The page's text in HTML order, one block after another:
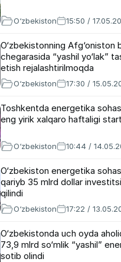
O‘zbekiston 15:50 /
O‘zbekistonning Afg‘oniston
chegarasida “yashil yo‘lak”
etish rejalashtirilmoqda
O‘zbekiston 17:30 /
Toshkentda energetika
eng yirik xalqaro haftaligi
O‘zbekiston 10:44 /
O‘zbekiston energetika
qariyb 35 mlrd dollar
qilindi
O‘zbekiston 17:22 /
O‘zbekistonda uch oyda
73,9 mlrd so‘mlik “yashil”
sotib olindi